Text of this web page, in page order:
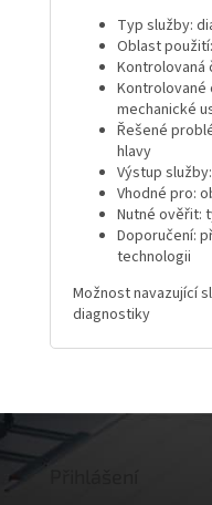
Typ služby:
Oblast
Kontrolovaná
Kontrolované
mechanické
Řešené
hlavy
Výstup
Vhodné pro:
Nutné ověřit:
Doporučení:
technologii
Možnost navazující
diagnostiky